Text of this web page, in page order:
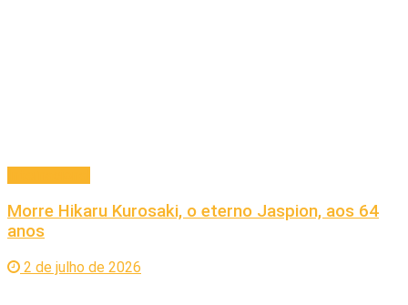
Morre Hikaru Kurosaki, o eterno Jaspion, aos 64
anos
2 de julho de 2026